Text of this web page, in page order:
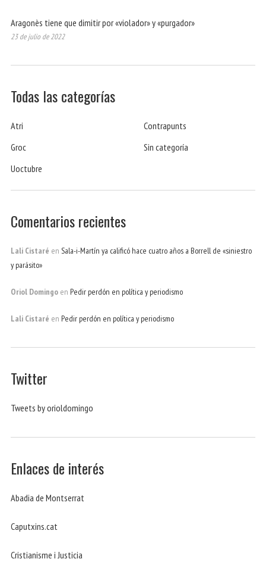
Aragonès tiene que dimitir por «violador» y «purgador»
23 de julio de 2022
Todas las categorías
Atri
Contrapunts
Groc
Sin categoría
Uoctubre
Comentarios recientes
Lali Cistaré en Sala-i-Martín ya calificó hace cuatro años a Borrell de «siniestro
y parásito»
Oriol Domingo en Pedir perdón en política y periodismo
Lali Cistaré en Pedir perdón en política y periodismo
Twitter
Tweets by orioldomingo
Enlaces de interés
Abadia de Montserrat
Caputxins.cat
Cristianisme i Justicia